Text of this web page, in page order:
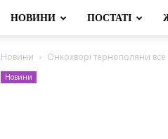
НОВИНИ ПОСТАТІ
Новини Онкохворі тернополяни
Новини